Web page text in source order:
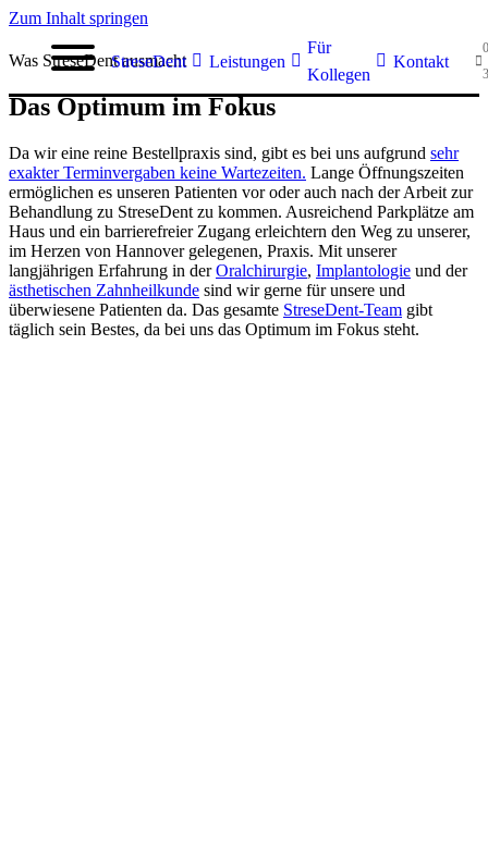
Zum Inhalt springen
StreseDent Leistungen
Für
Kollegen
Kontakt
Was StreseDent ausmacht
Das Optimum im Fokus
Da wir eine reine Bestellpraxis sind, gibt es bei uns aufgrund sehr
exakter Terminvergaben keine Wartezeiten. Lange Öffnungszeiten
ermöglichen es unseren Patienten vor oder auch nach der Arbeit zur
Behandlung zu StreseDent zu kommen. Ausreichend Parkplätze am
Haus und ein barrierefreier Zugang erleichtern den Weg zu unserer,
im Herzen von Hannover gelegenen, Praxis. Mit unserer
langjährigen Erfahrung in derOralchirurgie, Implantologie und der
ästhetischen Zahnheilkunde sind wir gerne für unsere und
überwiesene Patienten da. Das gesamte StreseDent-Team gibt
täglich sein Bestes, da bei uns das Optimum im Fokus steht.